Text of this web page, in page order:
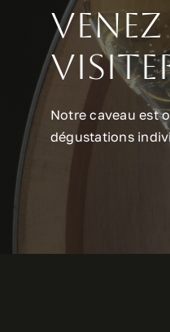
Notre caveau est
dégustations